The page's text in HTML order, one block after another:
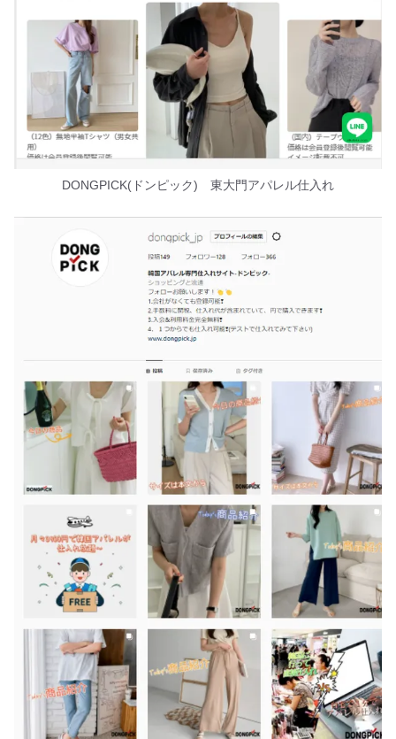
DONGPICK(ドンピック) 東大門アパレル仕入れ